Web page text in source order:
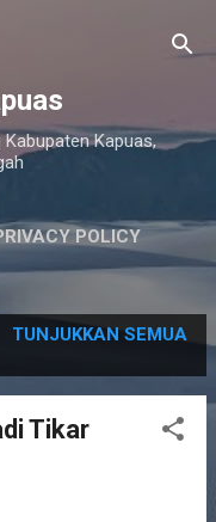
Kapuas,
POLICY
TUNJUKKAN SEMUA
Tikar